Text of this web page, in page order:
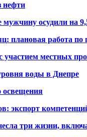
нефти
осудили на
плановая работа
местных
воды в Днепре
освещения
экспорт
три жизни,